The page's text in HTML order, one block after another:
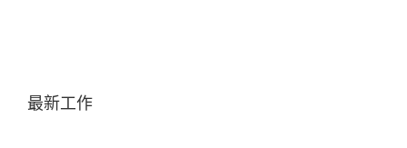
最新工作